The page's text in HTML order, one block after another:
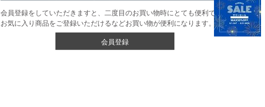
会員登録をしていただきますと、二度目のお買い物時にとても便利です。
お気に入り商品をご登録いただけるなどお買い物が便利になります。
会員登録